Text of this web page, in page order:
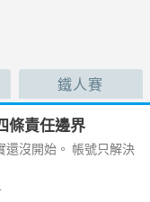
鐵人賽
條責任邊界
還沒開始。 帳號只解決